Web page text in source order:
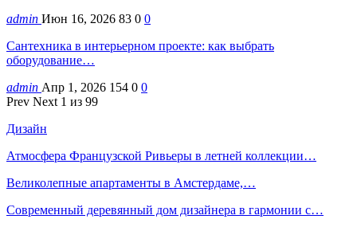
admin Июн 16, 2026 83 0 0
Сантехника в интерьерном проекте: как выбрать
оборудование…
admin Апр 1, 2026 154 0 0
Prev Next 1 из 99
Дизайн
Атмосфера Французской Ривьеры в летней коллекции…
Великолепные апартаменты в Амстердаме,…
Современный деревянный дом дизайнера в гармонии с…